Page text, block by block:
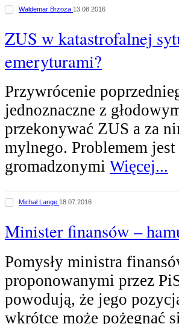
Waldemar Brzoza 13.08.2016
ZUS w katastrofalnej
emeryturami?
Przywrócenie
jednoznaczne z
przekonywać ZUS a za
mylnego. Problemem jest
gromadzonymi Więcej...
Michał Lange 18.07.2016
Minister finansów –
Pomysły ministra
proponowanymi przez
powodują, że jego
wkrótce może pożegnać